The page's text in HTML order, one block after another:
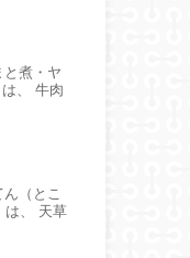
と煮・ヤ
、 牛肉
（とこ
は、 天草